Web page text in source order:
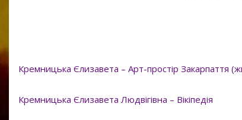
Кремницька Єлизавета – Арт-простір Закарпаття
Кремницька Єлизавета Людвігівна – Вікіпедія